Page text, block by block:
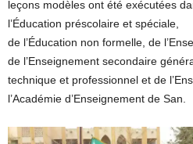
leçons modèles ont été exécutées
l’Éducation préscolaire et spéciale,
de l’Éducation non formelle, de
de l’Enseignement secondaire
technique et professionnel et de
l’Académie d’Enseignement de San.